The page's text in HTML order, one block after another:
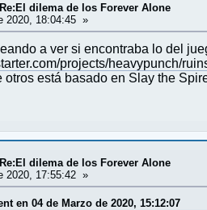
Re:El dilema de los Forever Alone
2020, 18:04:45 »
a ver si encontraba lo del
projects/heavypunch/
otros está basado en Slay the
Re:El dilema de los Forever Alone
2020, 17:55:42 »
en 04 de Marzo de 2020, 15:12:07